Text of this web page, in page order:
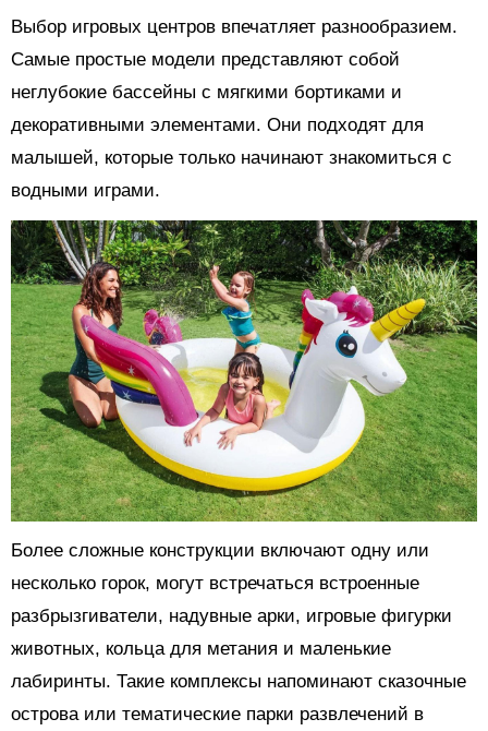
Выбор игровых центров впечатляет разнообразием.
Самые простые модели представляют собой
неглубокие бассейны с мягкими бортиками и
декоративными элементами. Они подходят для
малышей, которые только начинают знакомиться с
водными играми.
Более сложные конструкции включают одну или
несколько горок, могут встречаться встроенные
разбрызгиватели, надувные арки, игровые фигурки
животных, кольца для метания и маленькие
лабиринты. Такие комплексы напоминают сказочные
острова или тематические парки развлечений в